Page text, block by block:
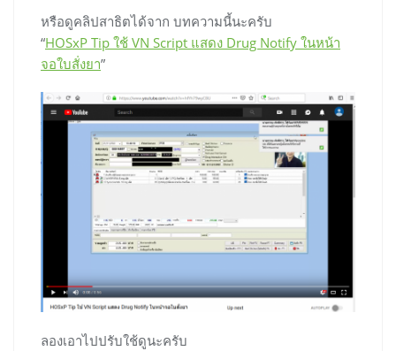
หรือดูคลิปสาธิตได้จาก บทความนี้นะครับ
“HOSxP Tip ใช้ VN Script แสดง Drug Notify ในหน้า
จอใบสั่งยา”
ลองเอาไปปรับใช้ดูนะครับ